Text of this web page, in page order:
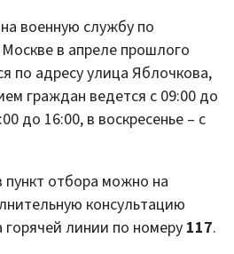
военную службу по
в апреле прошлого
по адресу улица Яблочкова,
граждан ведется с 09:00 до
до 16:00, в воскресенье – с
пункт отбора можно на
консультацию
линии по номеру 117.